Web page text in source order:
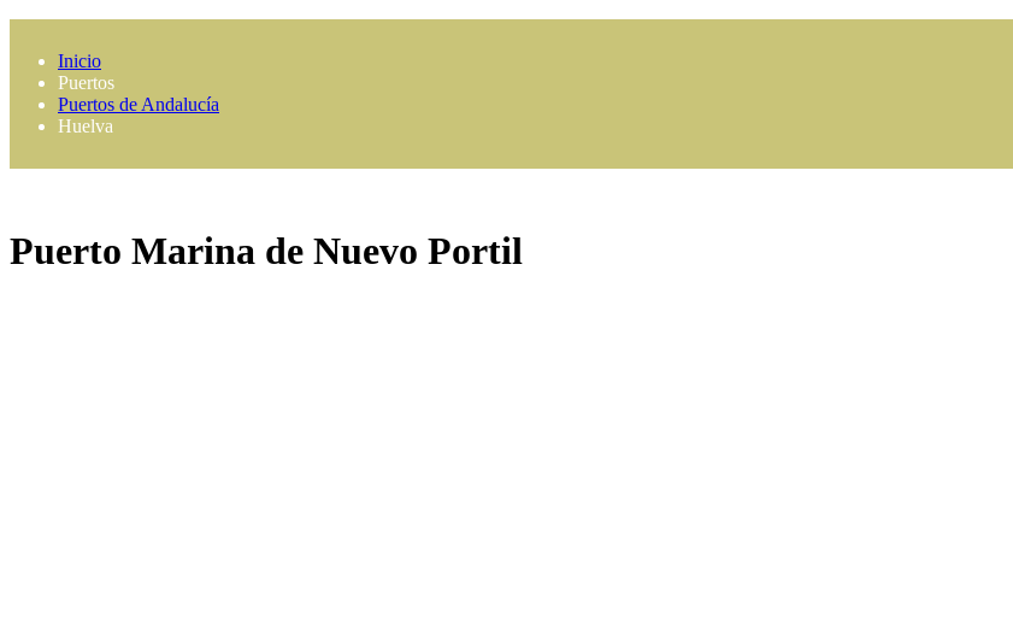
Inicio
Puertos
Puertos de Andalucía
Huelva
Puerto Marina de Nuevo Portil